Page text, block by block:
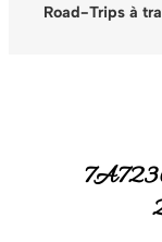
Road-Trips à